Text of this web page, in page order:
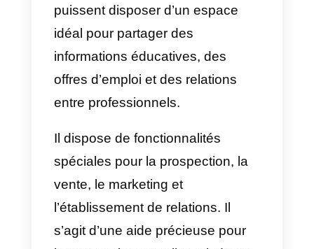
concentre principalement sur la
communication, la gestion des
ventes, le support et le service
client pour les entreprises. Il
communication tels que
Facebook, Instagram,
etWhatsApp.